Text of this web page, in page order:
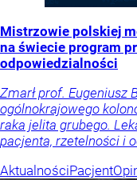
Mistrzowie polskiej
na świecie program
odpowiedzialności
Zmarł prof. Eugeniusz
ogólnokrajowego
raka jelita grubego.
pacjenta, rzetelności i
AktualnościPacjent